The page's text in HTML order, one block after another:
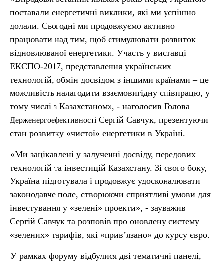
поставали енергетичні виклики, які ми успішно
долали. Сьогодні ми продовжуємо активно
працювати над тим, щоб стимулювати розвиток
відновлюваної енергетики. Участь у виставці
ЕКСПО-2017, представлення українських
технологій, обмін досвідом з іншими країнами – це
можливість налагодити взаємовигідну співпрацю, у
тому числі з Казахстаном», - наголосив Голова
Держенергоефективності Сергій Савчук, презентуючи
стан розвитку «чистої» енергетики в Україні.
«Ми зацікавлені у залученні досвіду, передових
технологій та інвестицій Казахстану. Зі свого боку,
Україна підготувала і продовжує удосконалювати
законодавче поле, створюючи сприятливі умови для
інвестування у «зелені» проекти», - зауважив
Сергій Савчук та розповів про оновлену систему
«зелених» тарифів, які «прив’язано» до курсу євро.
У рамках форуму відбулися дві тематичні панелі,